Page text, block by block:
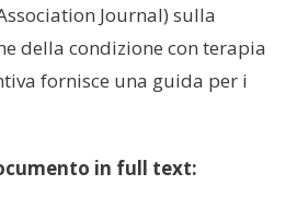
Journal) sulla
della condizione con terapia
fornisce una guida per i
in full text: